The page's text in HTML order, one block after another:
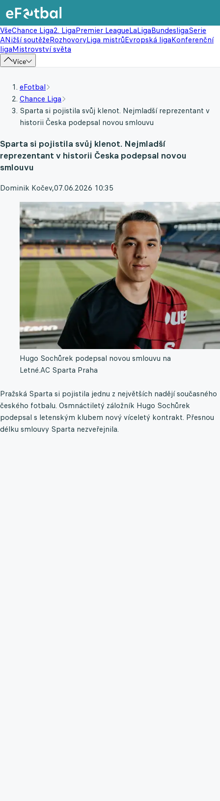
VšeChance Liga2. LigaPremier LeagueLaLigaBundesligaSerie
ANižší soutěžeRozhovoryLiga mistrůEvropská ligaKonferenční
ligaMistrovství světa
Více
eFotbal
Chance Liga
Sparta si pojistila svůj klenot. Nejmladší reprezentant v
historii Česka podepsal novou smlouvu
Sparta si pojistila svůj klenot. Nejmladší
reprezentant v historii Česka podepsal novou
smlouvu
Dominik Kočev,07.06.2026 10:35
Hugo Sochůrek podepsal novou smlouvu na
Letné.AC Sparta Praha
Pražská Sparta si pojistila jednu z největších nadějí současného
českého fotbalu. Osmnáctiletý záložník Hugo Sochůrek
podepsal s letenským klubem nový víceletý kontrakt. Přesnou
délku smlouvy Sparta nezveřejnila.